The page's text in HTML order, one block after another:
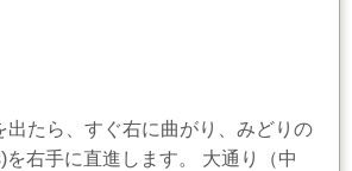
出たら、すぐ右に曲がり、みどりの
右手に直進します。 大通り（中